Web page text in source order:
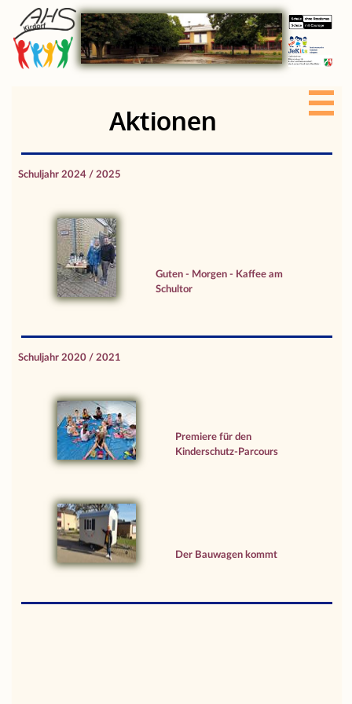
Aktionen
Schuljahr 2024 / 2025
Guten - Morgen - Kaffee am
Schultor
Schuljahr 2020 / 2021
Premiere für den
Kinderschutz-Parcours
Der Bauwagen kommt